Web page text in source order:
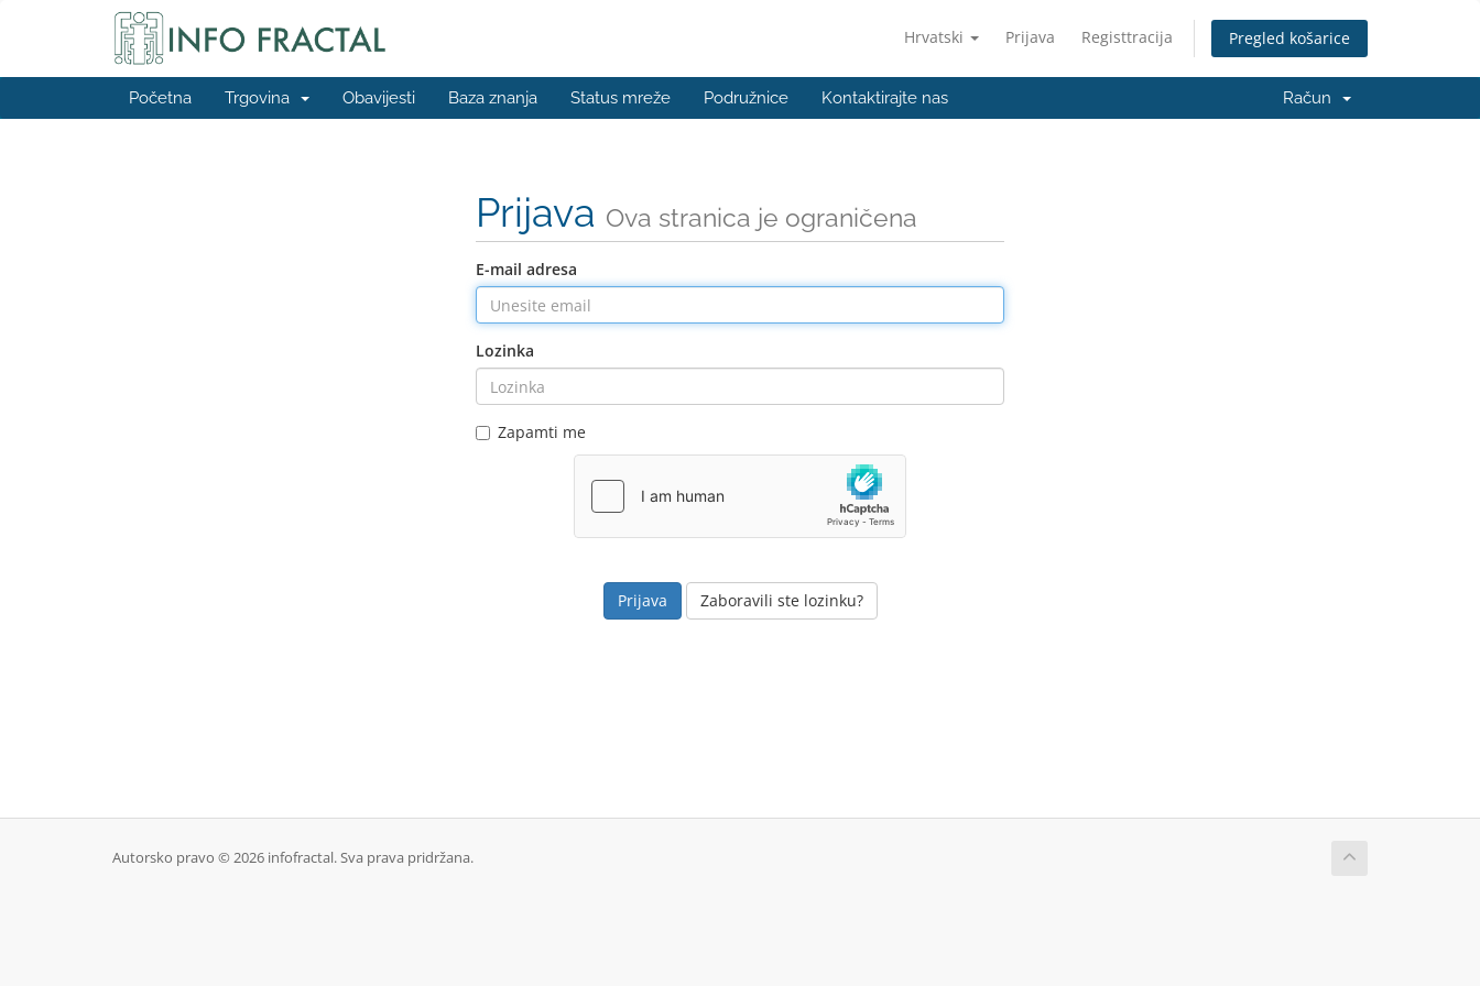
Hrvatski Prijava Registtracija Pregled košarice
Početna Trgovina Obavijesti Baza znanja Status mreže Podružnice Kontaktirajte nas Račun
Prijava Ova stranica je ograničena
E-mail adresa
Lozinka
Zapamti me
Zaboravili ste lozinku?
Autorsko pravo © 2026 infofractal. Sva prava pridržana.